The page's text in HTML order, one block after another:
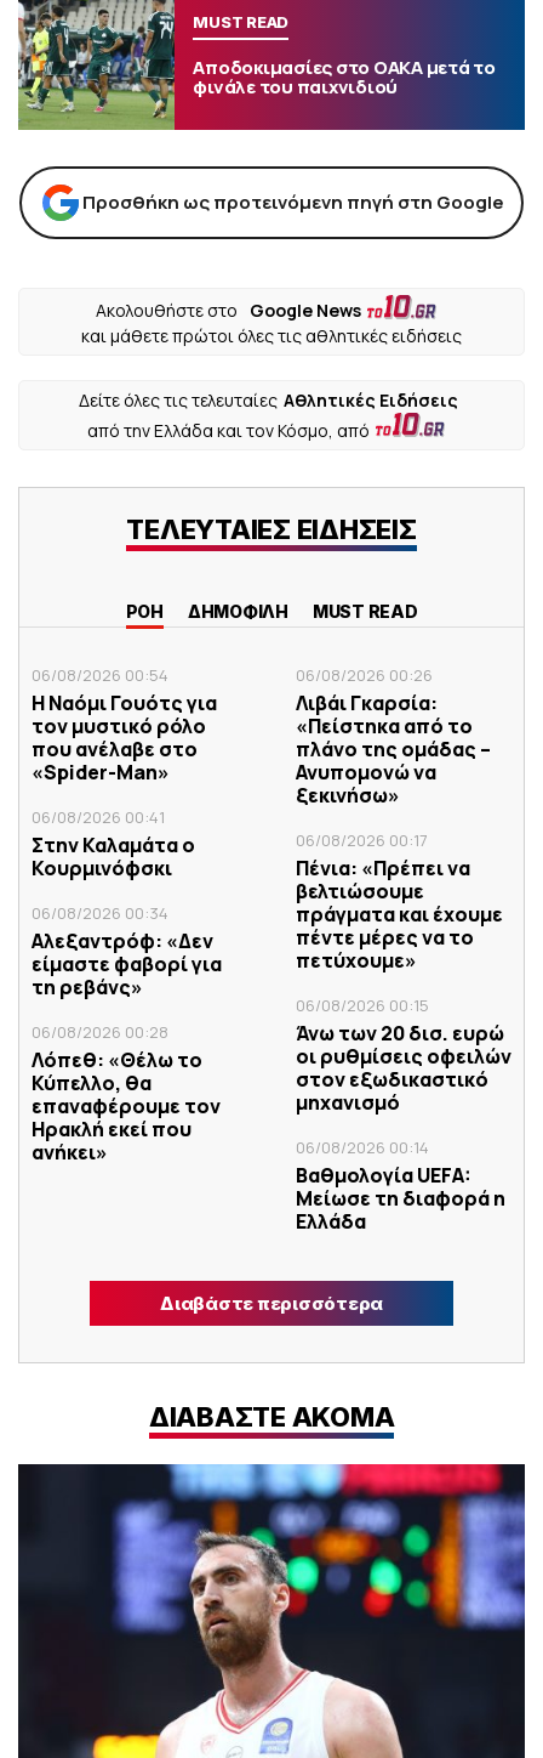
MUST READ
Αποδοκιμασίες στο ΟΑΚΑ μετά το
φινάλε του παιχνιδιού
Προσθήκη ως προτεινόμενη πηγή στη Google
Ακολουθήστε στο
Google News
και μάθετε πρώτοι όλες τις αθλητικές ειδήσεις
Δείτε όλες τις τελευταίες Αθλητικές Ειδήσεις
από την Ελλάδα και τον Κόσμο, από
ΤΕΛΕΥΤΑΙΕΣ ΕΙΔΗΣΕΙΣ
ΡΟΗ ΔΗΜΟΦΙΛΗ MUST READ
06/08/2026 00:54
Η Ναόμι Γουότς για
τον μυστικό ρόλο
που ανέλαβε στο
«Spider-Man»
06/08/2026 00:41
Στην Καλαμάτα ο
Κουρμινόφσκι
06/08/2026 00:34
Αλεξαντρόφ: «Δεν
είμαστε φαβορί για
τη ρεβάνς»
06/08/2026 00:28
Λόπεθ: «Θέλω το
Κύπελλο, θα
επαναφέρουμε τον
Ηρακλή εκεί που
ανήκει»
06/08/2026 00:26
Λιβάι Γκαρσία:
«Πείστηκα από το
πλάνο της ομάδας –
Ανυπομονώ να
ξεκινήσω»
06/08/2026 00:17
Πένια: «Πρέπει να
βελτιώσουμε
πράγματα και έχουμε
πέντε μέρες να το
πετύχουμε»
06/08/2026 00:15
Άνω των 20 δισ. ευρώ
οι ρυθμίσεις οφειλών
στον εξωδικαστικό
μηχανισμό
06/08/2026 00:14
Βαθμολογία UEFA:
Μείωσε τη διαφορά η
Ελλάδα
Διαβάστε περισσότερα
ΔΙΑΒΑΣΤΕ ΑΚΟΜΑ